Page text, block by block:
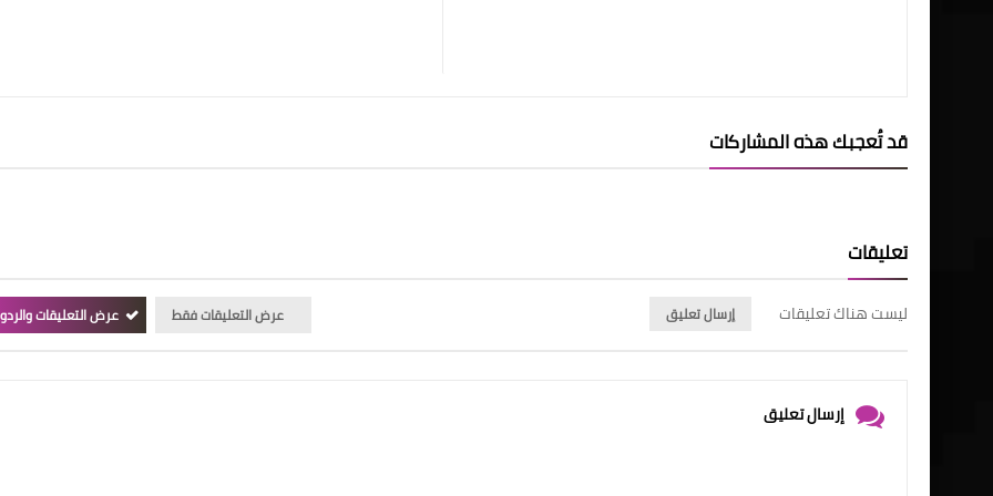
قد تُعجبك هذه المشاركات
تعليقات
ليست هناك تعليقات إرسال تعليق عرض التعليقات فقط عرض التعليقات
إرسال تعليق